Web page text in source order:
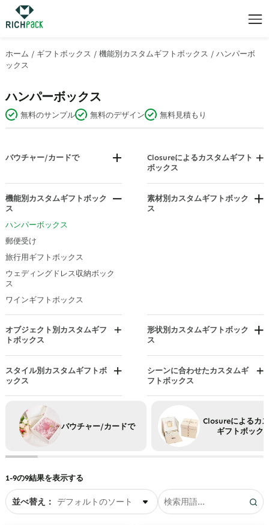
ホーム / ギフトボックス /機能別カスタムギフトボックス /ハンパーボ
ックス
ハンパーボックス
無料のサンプル 無料のデザイン 無料見積もり
バウチャー/カードで
バウチャーボックス/封筒）
Closureによるカスタムギフト
ボックス
引き出しギフトボックス
フリップトップギフトボックス
蓋付きギフトボックス
機能別カスタムギフトボック
ス
ハンパーボックス
郵便受け
旅行用ギフトボックス
ウェディングドレス収納ボック
ス
ワインギフトボックス
素材別カスタムギフトボック
ス
木製ギフトボックス
オブジェクト別カスタムギフ
トボックス
企業向けギフトボックス
男性向けギフトボックス
女性向けギフトボックス
形状別カスタムギフトボック
ス
封筒ギフトボックス
切妻ボックス
帽子箱
六角形ボックス
長方形ギフトボックス
スタイル別カスタムギフトボ
ックス
職人のギフトボックス
高級ギフトボックス
ミニマリストボックス
ヴィンテージボックス
シーンに合わせたカスタムギ
フトボックス
記念日ギフトボックス
クリスマスギフトボックス
バレンタインデーギフトボック
バウチャー/カードで
Closureによるカ
ギフトボック
1-9の9結果を表示する
並べ替え：